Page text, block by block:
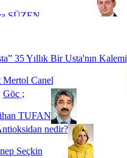
SÜZEN
buyuz...
35 Yıllık Bir Usta'nın Kalemi
Mertol Canel
Göç ;
TUFAN
nedir?
Seçkin